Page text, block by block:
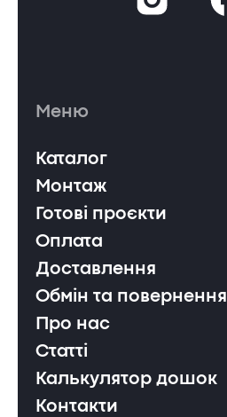
Меню
Каталог
Монтаж
Готові проєкти
Оплата
Доставлення
Обмін та повернення
Про нас
Статті
Калькулятор дошок
Контакти